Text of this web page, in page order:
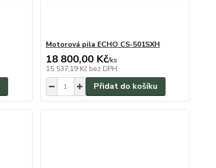
Motorová pila ECHO CS-501SXH
18 800,00 Kč/ks
15 537,19 Kč bez DPH
Přidat do košíku